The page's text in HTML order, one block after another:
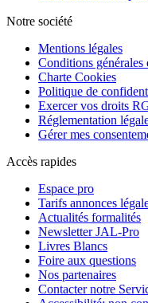
Notre société
Mentions légales
Conditions générales
Charte Cookies
Politique de
Exercer vos droits
Réglementation
Gérer mes
Accès rapides
Espace pro
Tarifs annonces
Actualités formalités
Newsletter JAL-Pro
Livres Blancs
Foire aux questions
Nos partenaires
Contacter notre